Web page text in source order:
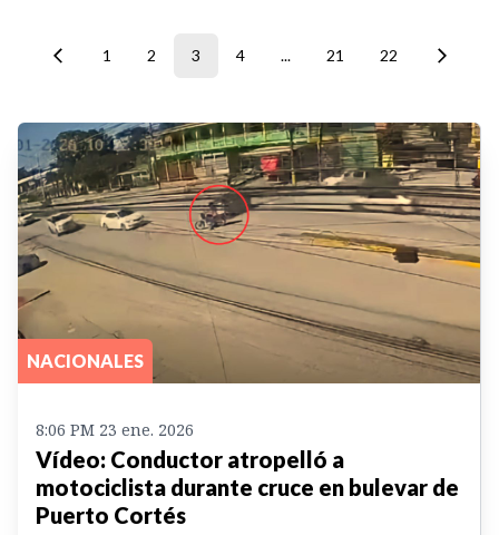
1 2 3 4 ... 21 22
NACIONALES
8:06 PM 23 ene. 2026
Vídeo: Conductor atropelló a
motociclista durante cruce en bulevar de
Puerto Cortés